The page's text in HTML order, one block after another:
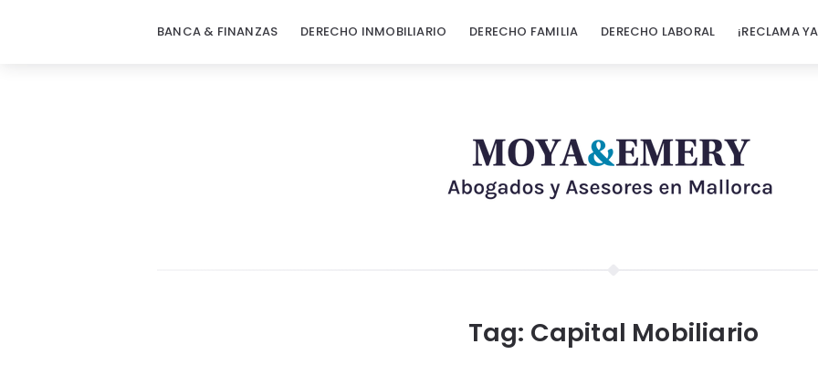
BANCA & FINANZAS DERECHO INMOBILIARIO DERECHO FAMILIA DERECHO LABORAL ¡RECLAMA
Tag: Capital Mobiliario